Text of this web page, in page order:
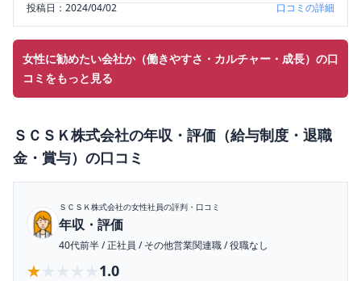
投稿日：2024/04/02 口コミの詳細
女性に勧めたい会社か（働きやすさ・カルチャー・成長）の口
コミをもっと見る
ＳＣＳＫ株式会社の年収・評価（給与制度・退職
金・賞与） の口コミ
ＳＣＳＫ株式会社の女性社員の評判・口コミ
年収・評価
40代前半/正社員 /その他営業関連職/役職なし
★★★★★
★★★★★ 1.0